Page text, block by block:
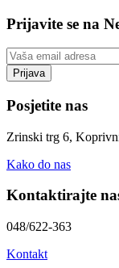
Prijavite se na
Posjetite nas
Zrinski trg 6,
Kako do nas
Kontaktirajte
048/622-363
Kontakt